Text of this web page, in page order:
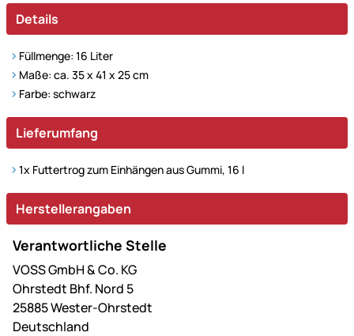
Details
Füllmenge: 16 Liter
Maße: ca. 35 x 41 x 25 cm
Farbe: schwarz
Lieferumfang
1x Futtertrog zum Einhängen aus Gummi, 16 l
Herstellerangaben
Verantwortliche Stelle
VOSS GmbH & Co. KG
Ohrstedt Bhf. Nord 5
25885 Wester-Ohrstedt
Deutschland